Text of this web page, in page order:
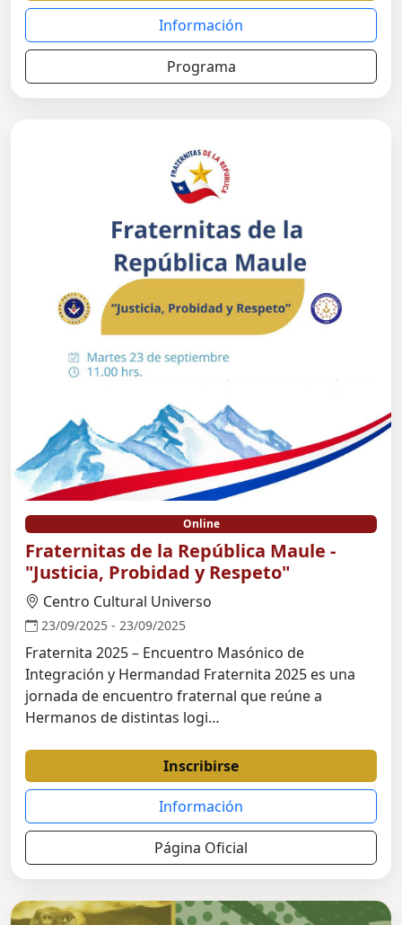
Información
Programa
Online
Fraternitas de la República Maule -
"Justicia, Probidad y Respeto"
Centro Cultural Universo
23/09/2025 - 23/09/2025
Fraternita 2025 – Encuentro Masónico de
Integración y Hermandad Fraternita 2025 es una
jornada de encuentro fraternal que reúne a
Hermanos de distintas logi…
Inscribirse
Información
Página Oficial